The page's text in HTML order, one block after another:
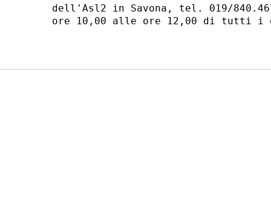
dell'Asl2 in Savona, tel. 019/
ore 10,00 alle ore 12,00 di tutti